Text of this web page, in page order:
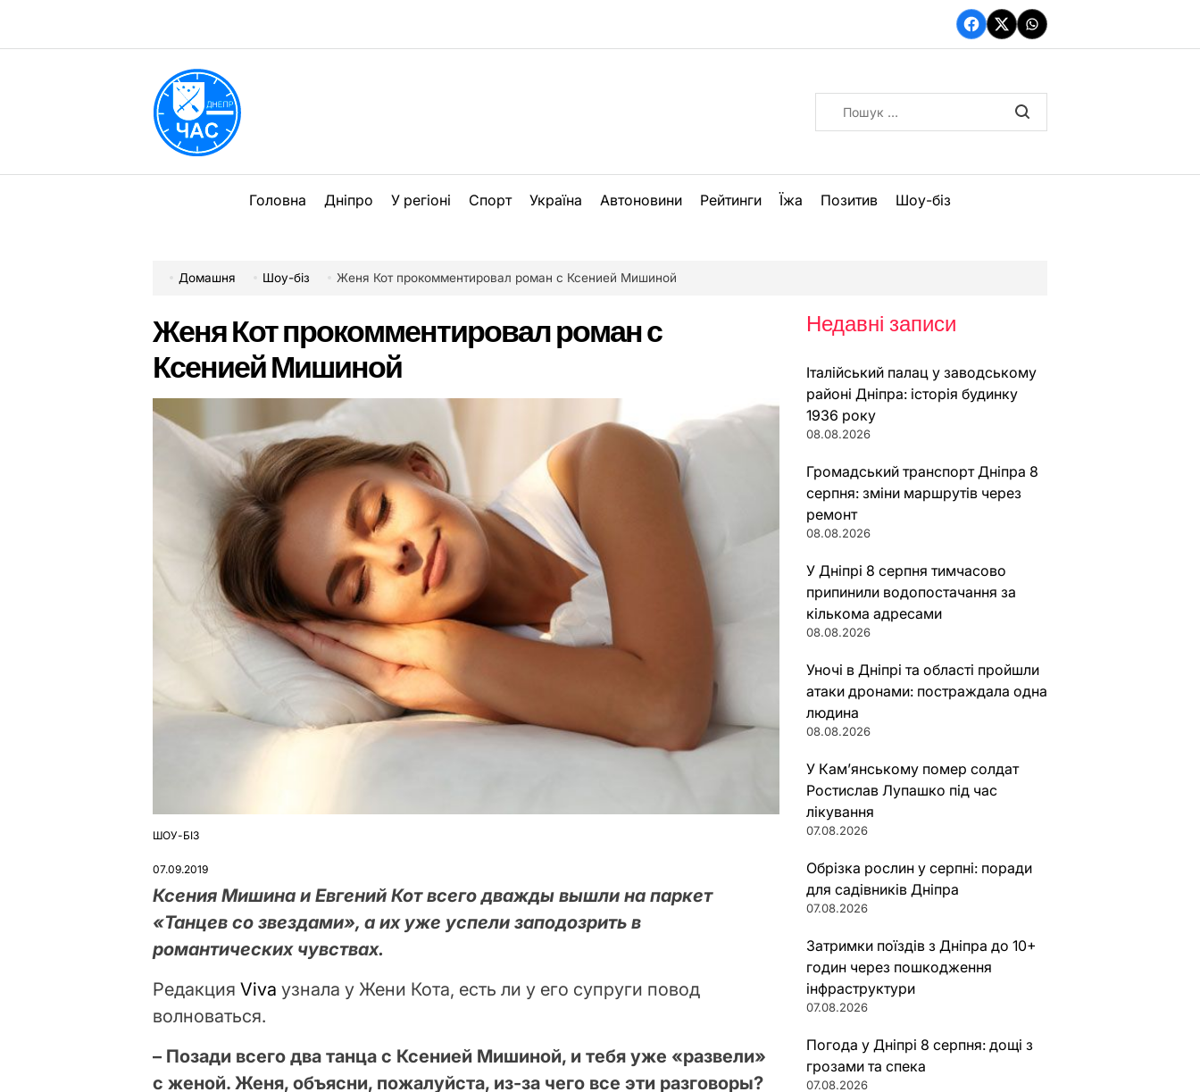
вмісту
Facebook
TwitterWhatsApp
Головна Дніпро У регіоні Спорт Україна Автоновини Рейтинги Їжа Позитив Шоу-біз
Домашня Шоу-біз Женя Кот прокомментировал роман с Ксенией Мишиной
Женя Кот прокомментировал роман с
Ксенией Мишиной
ОПУБЛІКУВАТИ
ШОУ-БІЗ
07.09.2019
Ксения Мишина и Евгений Кот всего дважды вышли на паркет
«Танцев со звездами», а их уже успели заподозрить в
романтических чувствах.
РедакцияViva узнала у Жени Кота, есть ли у его супруги повод
волноваться.
– Позади всего два танца с Ксенией Мишиной, и тебя уже «развели»
с женой. Женя, объясни, пожалуйста, из-за чего все эти разговоры?
Недавні записи
Італійський палац у заводському
районі Дніпра: історія будинку
1936 року
08.08.2026
Громадський транспорт Дніпра 8
серпня: зміни маршрутів через
ремонт
08.08.2026
У Дніпрі 8 серпня тимчасово
припинили водопостачання за
кількома адресами
08.08.2026
Уночі в Дніпрі та області пройшли
атаки дронами: постраждала одна
людина
08.08.2026
У Кам’янському помер солдат
Ростислав Лупашко під час
лікування
07.08.2026
Обрізка рослин у серпні: поради
для садівників Дніпра
07.08.2026
Затримки поїздів з Дніпра до 10+
годин через пошкодження
інфраструктури
07.08.2026
Погода у Дніпрі 8 серпня: дощі з
грозами та спека
07.08.2026